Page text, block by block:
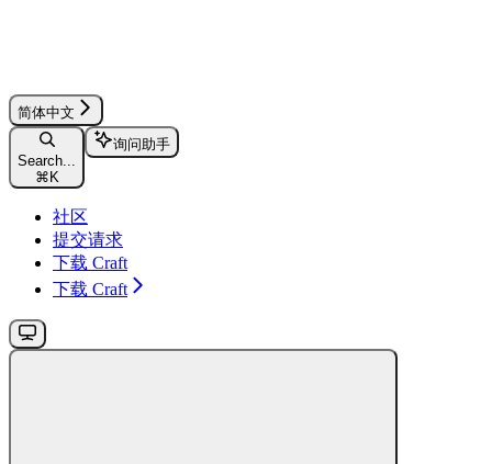
简体中文
Search...
⌘ K
询问助手
社区
提交请求
下载 Craft
下载 Craft